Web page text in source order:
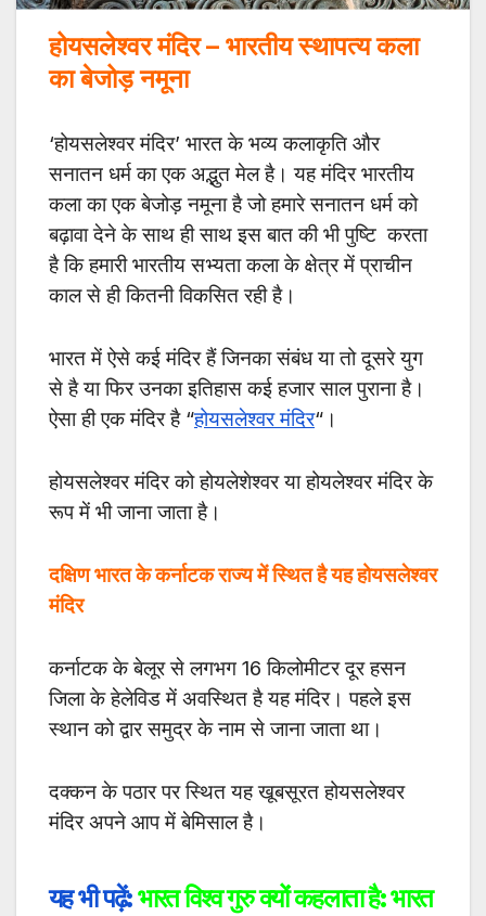
होयसलेश्वर मंदिर – भारतीय स्थापत्य कला
का बेजोड़ नमूना
‘होयसलेश्वर मंदिर’ भारत के भव्य कलाकृति और
सनातन धर्म का एक अद्भुत मेल है। यह मंदिर भारतीय
कला का एक बेजोड़ नमूना है जो हमारे सनातन धर्म को
बढ़ावा देने के साथ ही साथ इस बात की भी पुष्टि करता
है कि हमारी भारतीय सभ्यता कला के क्षेत्र में प्राचीन
काल से ही कितनी विकसित रही है।
भारत में ऐसे कई मंदिर हैं जिनका संबंध या तो दूसरे युग
से है या फिर उनका इतिहास कई हजार साल पुराना है।
ऐसा ही एक मंदिर है “होयसलेश्वर मंदिर“।
होयसलेश्वर मंदिर को होयलेशेश्वर या होयलेश्वर मंदिर के
रूप में भी जाना जाता है।
दक्षिण भारत के कर्नाटक राज्य में स्थित है यह होयसलेश्वर
मंदिर
कर्नाटक के बेलूर से लगभग 16 किलोमीटर दूर हसन
जिला के हेलेविड में अवस्थित है यह मंदिर। पहले इस
स्थान को द्वार समुद्र के नाम से जाना जाता था।
दक्कन के पठार पर स्थित यह खूबसूरत होयसलेश्वर
मंदिर अपने आप में बेमिसाल है।
यह भी पढ़ें:भारत विश्व गुरु क्यों कहलाता है: भारत